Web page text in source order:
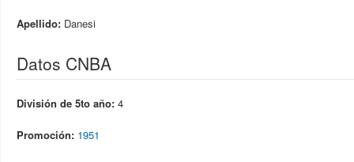
Apellido: Danesi
Datos CNBA
División de 5to año: 4
Promoción: 1951